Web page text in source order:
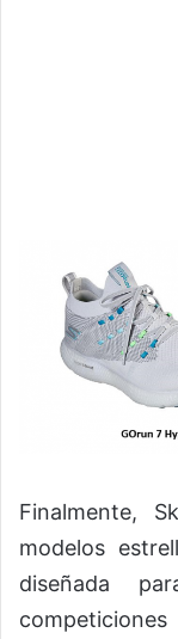
Finalmente,
modelos
diseñada